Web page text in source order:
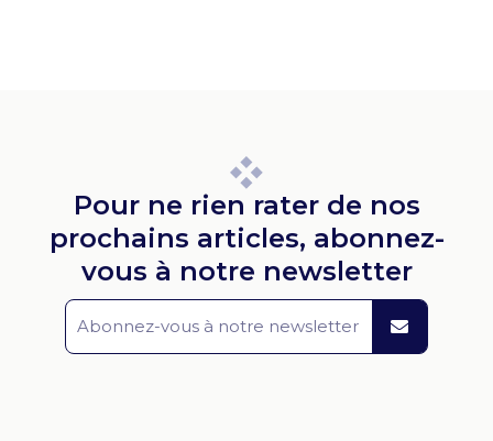
Pour ne rien rater de nos
prochains articles, abonnez-
vous à notre newsletter